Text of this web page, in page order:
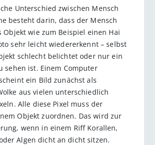
Unterschied zwischen Mensch
besteht darin, dass der Mensch
Objekt wie zum Beispiel einen Hai
sehr leicht wiedererkennt – selbst
schlecht belichtet oder nur ein
sehen ist. Einem Computer
ein Bild zunächst als
aus vielen unterschiedlich
Alle diese Pixel muss der
Objekt zuordnen. Das wird zur
wenn in einem Riff Korallen,
Algen dicht an dicht sitzen.